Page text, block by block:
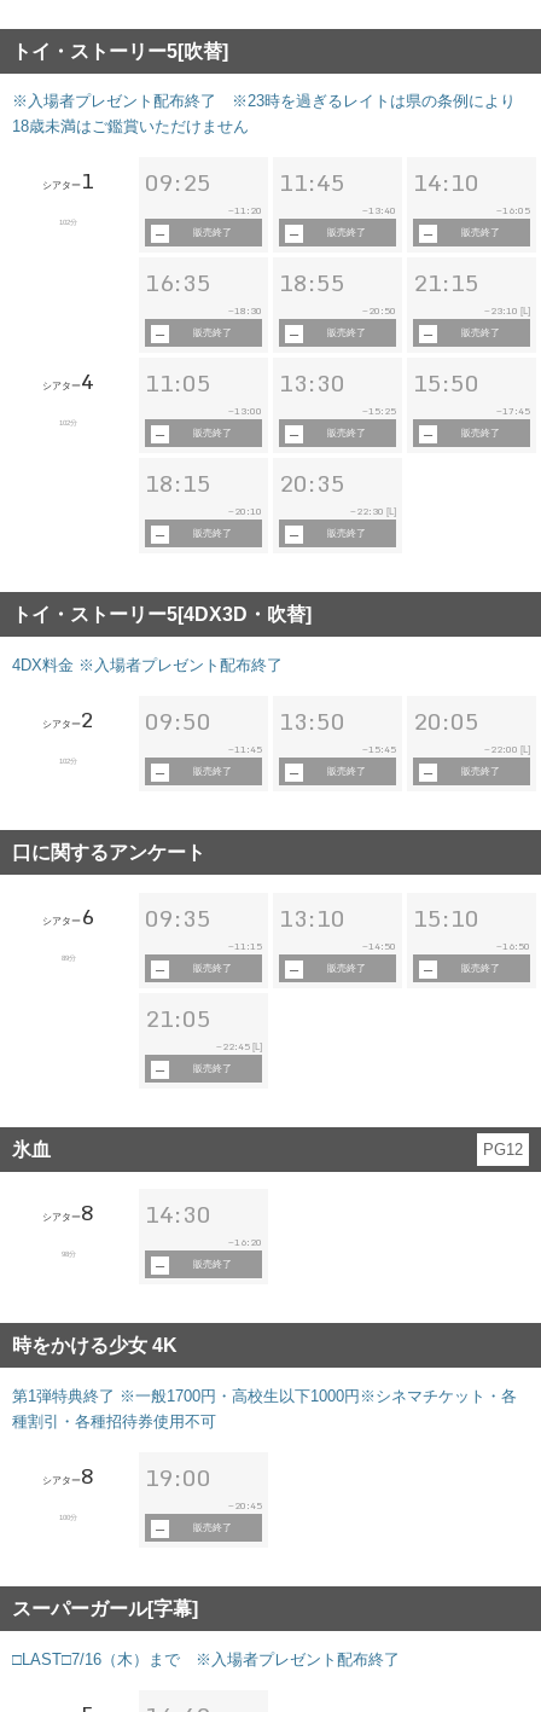
トイ・ストーリー5[吹替]
※入場者プレゼント配布終了 ※23時を過ぎるレイトは県の条例により
18歳未満はご鑑賞いただけません
シアター 1
102分
09:25
~11:20
販売終了
11:45
~13:40
販売終了
14:10
~16:05
販売終了
16:35
~18:30
販売終了
18:55
~ 20:50
販売終了
21:15
~ 23:10 [L]
販売終了
シアター4
102分
11:05
~13:00
販売終了
13:30
~15:25
販売終了
15:50
~17:45
販売終了
18:15
~ 20:10
販売終了
20:35
~ 22:30 [L]
販売終了
トイ・ストーリー5[4DX3D・吹替]
4DX料金 ※入場者プレゼント配布終了
シアター2
102分
09:50
~11:45
販売終了
13:50
~15:45
販売終了
20:05
~ 22:00 [L]
販売終了
口に関するアンケート
シアター 6
89分
09:35
~ 11:15
販売終了
13:10
~ 14:50
販売終了
15:10
~ 16:50
販売終了
21:05
~ 22:45 [L]
販売終了
氷血 PG12
シアター8
98分
14:30
~16:20
販売終了
時をかける少女 4K
第1弾特典終了 ※一般1700円・高校生以下1000円※シネマチケット・各
種割引・各種招待券使用不可
シアター8
100分
19:00
~ 20:45
販売終了
スーパーガール[字幕]
□LAST□7/16（木）まで ※入場者プレゼント配布終了